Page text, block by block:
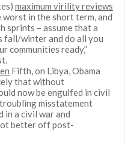
maximum virility reviews
worst in the short term, and
sprints – assume that a
fall/winter and do all you
communities ready,”
Fifth, on Libya, Obama
that without
now be engulfed in civil
troubling misstatement
in a civil war and
better off post-